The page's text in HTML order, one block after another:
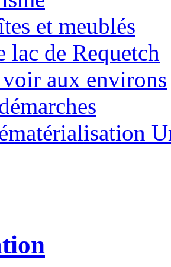
et meublés
lac de Requetch
aux environs